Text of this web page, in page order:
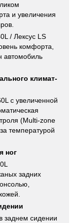
и увеличения
/ Лексус LS
комфорта,
автомобиль
климат-
с увеличенной
(Multi-zone
температурой
ног
задних
заднем сидении